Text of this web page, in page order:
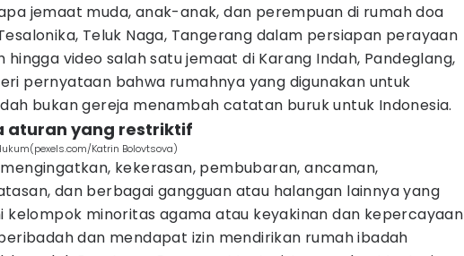
jemaat muda, anak-anak, dan perempuan di rumah doa
Teluk Naga, Tangerang dalam persiapan perayaan
hingga video salah satu jemaat di Karang Indah, Pandeglang,
pernyataan bahwa rumahnya yang digunakan untuk
bukan gereja menambah catatan buruk untuk Indonesia.
aturan yang restriktif
Katrin Bolovtsova)
mengingatkan, kekerasan, pembubaran, ancaman,
dan berbagai gangguan atau halangan lainnya yang
kelompok minoritas agama atau keyakinan dan kepercayaan
dan mendapat izin mendirikan rumah ibadah